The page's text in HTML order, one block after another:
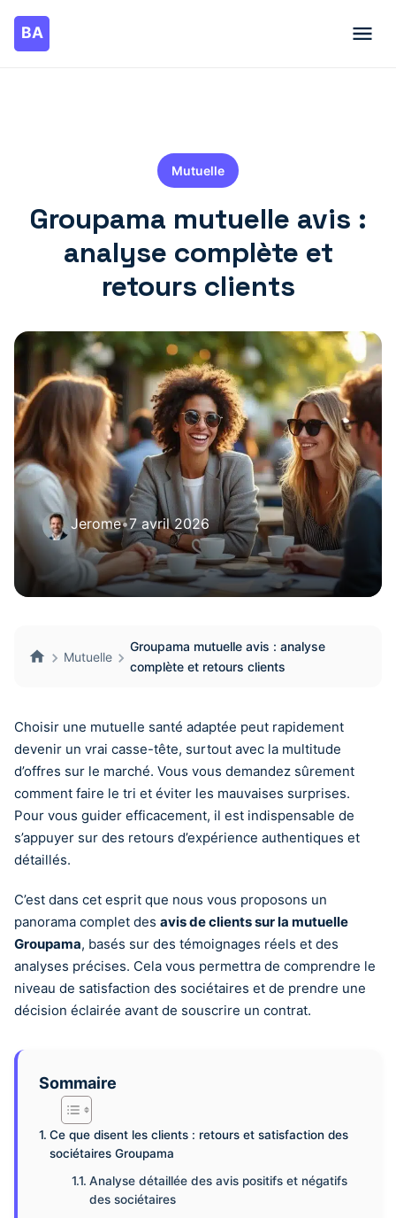
Mutuelle
Groupama mutuelle avis :
analyse complète et
retours clients
Jerome•7 avril 2026
Mutuelle
Groupama mutuelle avis : analyse
complète et retours clients
Choisir une mutuelle santé adaptée peut rapidement
devenir un vrai casse-tête, surtout avec la multitude
d’offres sur le marché. Vous vous demandez sûrement
comment faire le tri et éviter les mauvaises surprises.
Pour vous guider efficacement, il est indispensable de
s’appuyer sur des retours d’expérience authentiques et
détaillés.
C’est dans cet esprit que nous vous proposons un
panorama complet des avis de clients sur la mutuelle
Groupama, basés sur des témoignages réels et des
analyses précises. Cela vous permettra de comprendre le
niveau de satisfaction des sociétaires et de prendre une
décision éclairée avant de souscrire un contrat.
Sommaire
Ce que disent les clients : retours et satisfaction des
sociétaires Groupama
Analyse détaillée des avis positifs et négatifs
des sociétaires